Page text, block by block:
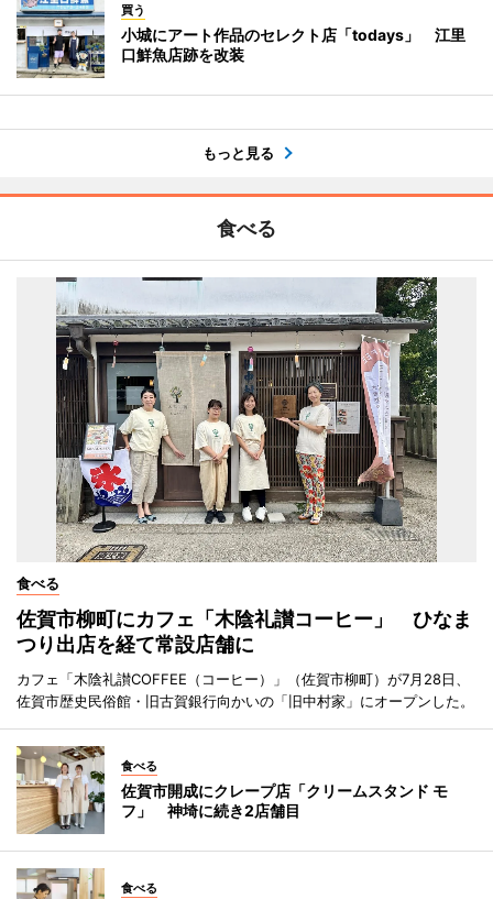
買う
小城にアート作品のセレクト店「todays」 江里
口鮮魚店跡を改装
もっと見る
食べる
食べる
佐賀市柳町にカフェ「木陰礼讃コーヒー」 ひなま
つり出店を経て常設店舗に
カフェ「木陰礼讃COFFEE（コーヒー）」（佐賀市柳町）が7月28日、
佐賀市歴史民俗館・旧古賀銀行向かいの「旧中村家」にオープンした。
食べる
佐賀市開成にクレープ店「クリームスタンド モ
フ」 神埼に続き2店舗目
食べる